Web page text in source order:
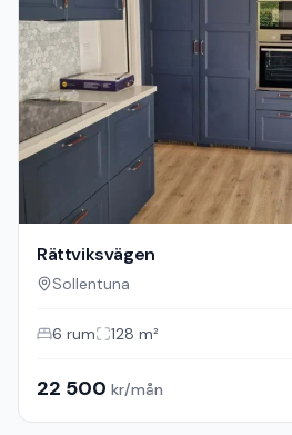
Rättviksvägen
Sollentuna
6 rum 128 m²
22 500 kr/mån